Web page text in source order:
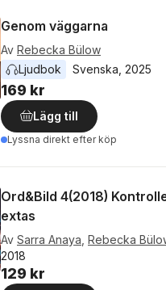
Genom väggarna
Av Rebecka Bülow
Ljudbok
Svenska 2025
169 kr
Lägg till
Lyssna direkt efter köp
Ord&Bild 4(2018)
extas
Av Sarra Anaya Rebecka
2018
129 kr